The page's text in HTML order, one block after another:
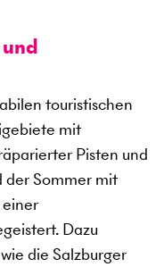
touristischen
mit
Pisten und
Sommer mit
Dazu
die Salzburger